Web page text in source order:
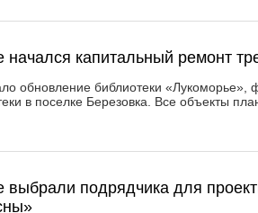
начался капитальный ремонт
обновление библиотеки
в поселке Березовка. Все объекты
выбрали подрядчика для